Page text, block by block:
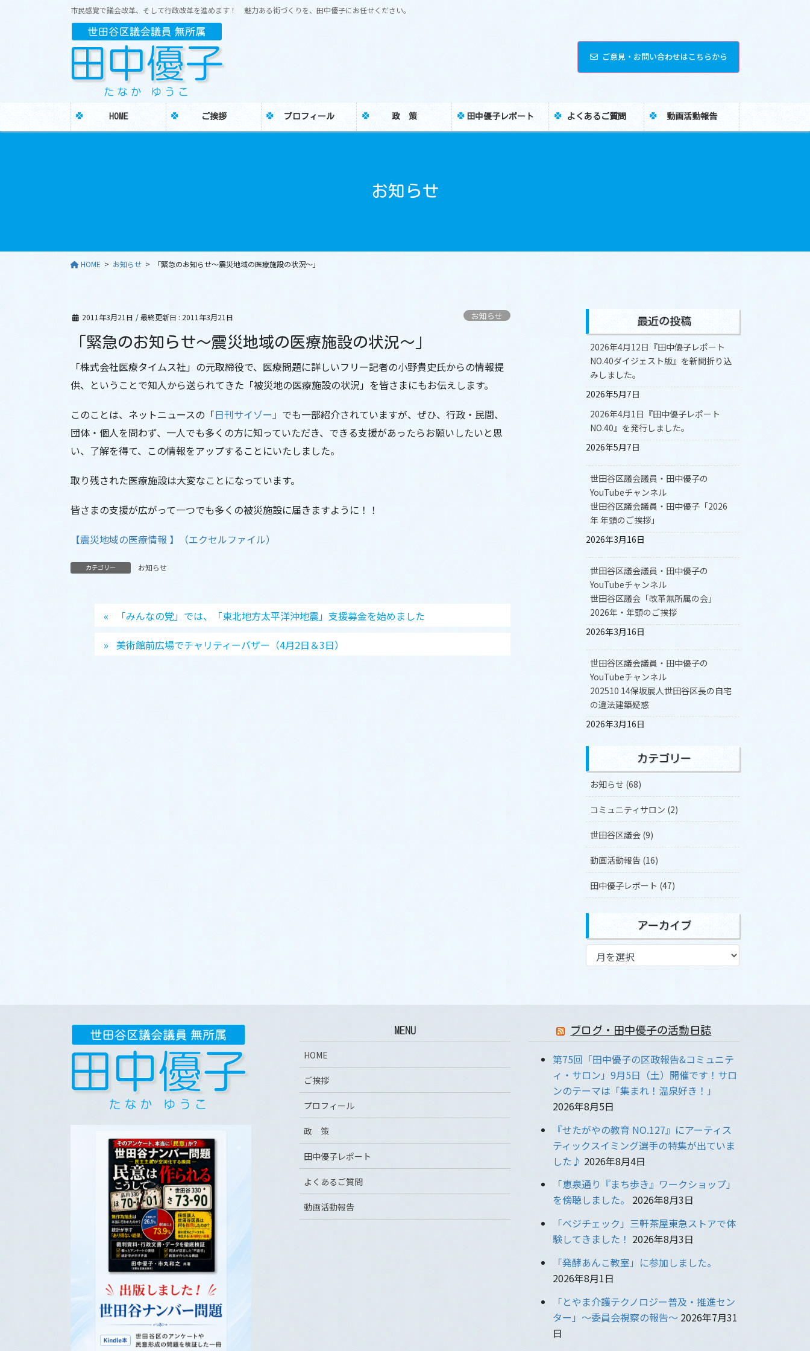
動
市民感覚で議会改革、そして行政改革を進めます！ 魅力ある街づくりを、田中優子にお任せください。
ご意見・お問い合わせはこちらから
HOME ご挨拶 プロフィール 政 策 田中優子レポート よくあるご質問 動画活動報告
お知らせ
HOME お知らせ 「緊急のお知らせ～震災地域の医療施設の状況～」
2011年3月21日 / 最終更新日 : 2011年3月21日 お知らせ
「緊急のお知らせ～震災地域の医療施設の状況～」
「株式会社医療タイムス社」の元取締役で、医療問題に詳しいフリー記者の小野貴史氏からの情報提
供、ということで知人から送られてきた「被災地の医療施設の状況」を皆さまにもお伝えします。
このことは、ネットニュースの「日刊サイゾー」でも一部紹介されていますが、ぜひ、行政・民間、
団体・個人を問わず、一人でも多くの方に知っていただき、できる支援があったらお願いしたいと思
い、了解を得て、この情報をアップすることにいたしました。
取り残された医療施設は大変なことになっています。
皆さまの支援が広がって一つでも多くの被災施設に届きますように！！
【震災地域の医療情報 】（エクセルファイル）
カテゴリー お知らせ
「みんなの党」では、「東北地方太平洋沖地震」支援募金を始めました
美術館前広場でチャリティーバザー（4月2日＆3日）
最近の投稿
2026年4月12日『田中優子レポート
NO.40ダイジェスト版』を新聞折り込
みしました。
2026年5月7日
2026年4月1日『田中優子レポート
NO.40』を発行しました。
2026年5月7日
世田谷区議会議員・田中優子の
YouTubeチャンネル
世田谷区議会議員・田中優子「2026
年 年頭のご挨拶」
2026年3月16日
世田谷区議会議員・田中優子の
YouTubeチャンネル
世田谷区議会「改革無所属の会」
2026年・年頭のご挨拶
2026年3月16日
世田谷区議会議員・田中優子の
YouTubeチャンネル
202510 14保坂展人世田谷区長の自宅
の違法建築疑惑
2026年3月16日
カテゴリー
お知らせ (68)
コミュニティサロン (2)
世田谷区議会 (9)
動画活動報告 (16)
田中優子レポート (47)
アーカイブ
ア
MENU
HOME
ご挨拶
プロフィール
政 策
田中優子レポート
よくあるご質問
動画活動報告
ブログ・田中優子の活動日誌
第75回「田中優子の区政報告&コミュニテ
ィ・サロン」9月5日（土）開催です！サロ
ンのテーマは「集まれ！温泉好き！」
2026年8月5日
『せたがやの教育 NO.127』にアーティス
ティックスイミング選手の特集が出ていま
した♪ 2026年8月4日
「恵泉通り『まち歩き』ワークショップ」
を傍聴しました。
2026年8月3日
「ベジチェック」三軒茶屋東急ストアで体
験してきました！ 2026年8月3日
「発酵あんこ教室」に参加しました。
2026年8月1日
「とやま介護テクノロジー普及・推進セン
ター」〜委員会視察の報告〜 2026年7月31
日